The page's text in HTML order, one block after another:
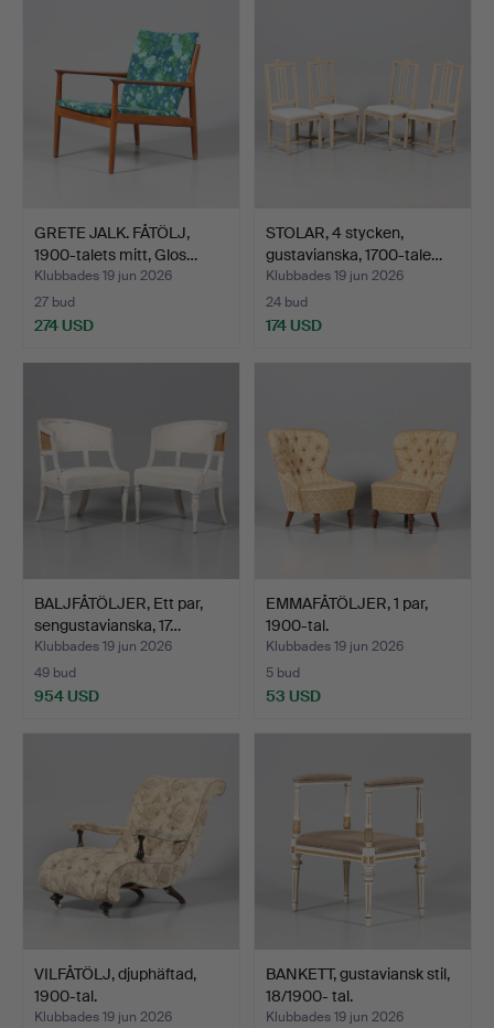
GRETE JALK. FÅTÖLJ,
1900-talets mitt, Glos…
Klubbades 19 jun 2026
27 bud
274 USD
STOLAR, 4 stycken,
gustavianska, 1700-tale…
Klubbades 19 jun 2026
24 bud
174 USD
BALJFÅTÖLJER, Ett par,
sengustavianska, 17…
Klubbades 19 jun 2026
49 bud
954 USD
EMMAFÅTÖLJER, 1 par,
1900-tal.
Klubbades 19 jun 2026
5 bud
53 USD
VILFÅTÖLJ, djuphäftad,
1900-tal.
Klubbades 19 jun 2026
BANKETT, gustaviansk stil,
18/1900- tal.
Klubbades 19 jun 2026